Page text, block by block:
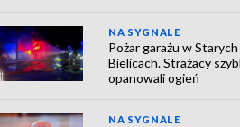
NA SYGNALE
Pożar garażu w Starych
Bielicach. Strażacy
opanowali ogień
NA SYGNALE